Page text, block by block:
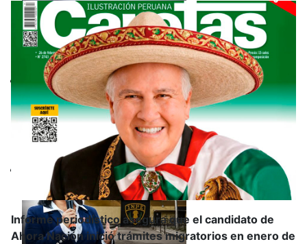
Informe periodístico asegura que el candidato de
Ahora Nación inició trámites migratorios en enero de